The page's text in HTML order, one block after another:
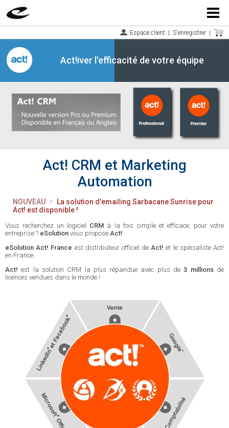
Menu
Espace client S'enregistrer
Act!iver l'efficacité de votre équipe
Act! CRM et Marketing
Automation
NOUVEAU
La solution d'emailing Sarbacane Sunrise pour
Act! est disponible !
Vous recherchez un logiciel CRM à la fois simple et efficace, pour votre
entreprise ? eSolution vous propose Act!
eSolution Act! France est distributeur officiel deAct! et le spécialiste Act!
en France.
Act! est la solution CRM la plus répandue avec plus de3 millionsde
licences vendues dans le monde !